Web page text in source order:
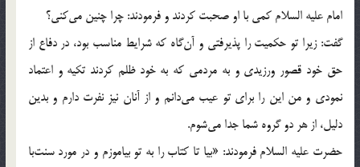
امام علیه السلام كمی با او صحبت كردند و فرمودند: چرا چنین می‌كنی؟
گفت: زیرا تو حكمیت را پذیرفتی و آن‌گاه كه شرایط مناسب بود، در دفاع از
حق خود قصور ورزیدی و به مردمی كه به خود ظلم كردند تكیه و اعتماد
نمودی و من این را برای تو عیب می‌دانم و از آنان نیز نفرت دارم و بدین
دلیل، از هر دو گروه شما جدا می‌شوم.
حضرت علیه السلام فرمودند: «بیا تا كتاب را به تو بیاموزم و در مورد سنت‌با